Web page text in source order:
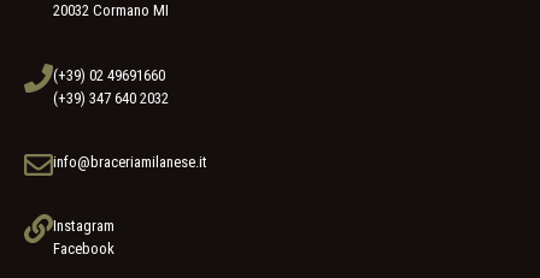
20032 Cormano MI
(+39) 02 49691660
(+39) 347 640 2032
info@braceriamilanese.it
Instagram
Facebook